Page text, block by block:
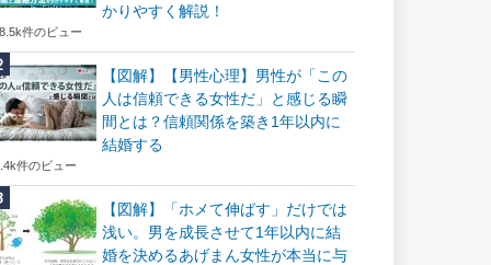
かりやすく解説！
件のビュー
【図解】【男性心理】男性が「この
人は信頼できる女性だ」と感じる瞬
間とは？信頼関係を築き1年以内に
結婚する
件のビュー
【図解】「ホメて伸ばす」だけでは
浅い。男を成長させて1年以内に結
婚を決めるあげまん女性が本当に与